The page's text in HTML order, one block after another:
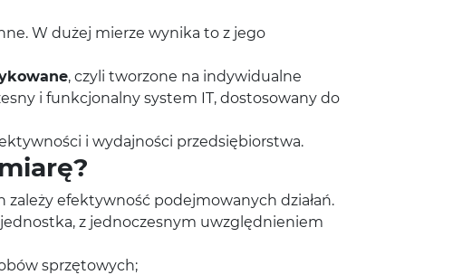
W dużej mierze wynika to z jego
, czyli tworzone na indywidualne
i funkcjonalny system IT, dostosowany do
i wydajności przedsiębiorstwa.
efektywność podejmowanych działań.
z jednoczesnym uwzględnieniem
sprzętowych;